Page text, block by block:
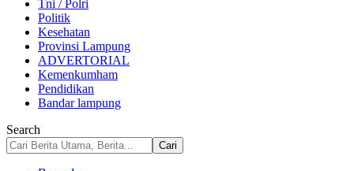
Tni / Polri
Politik
Kesehatan
Provinsi Lampung
ADVERTORIAL
Kemenkumham
Pendidikan
Bandar lampung
Search